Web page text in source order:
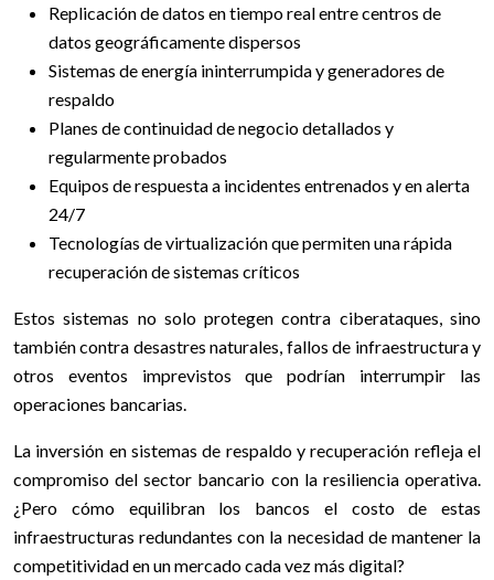
Replicación de datos en tiempo real entre centros de
datos geográficamente dispersos
Sistemas de energía ininterrumpida y generadores de
respaldo
Planes de continuidad de negocio detallados y
regularmente probados
Equipos de respuesta a incidentes entrenados y en alerta
24/7
Tecnologías de virtualización que permiten una rápida
recuperación de sistemas críticos
Estos sistemas no solo protegen contra ciberataques, sino
también contra desastres naturales, fallos de infraestructura y
otros eventos imprevistos que podrían interrumpir las
operaciones bancarias.
La inversión en sistemas de respaldo y recuperación refleja el
compromiso del sector bancario con la resiliencia operativa.
¿Pero cómo equilibran los bancos el costo de estas
infraestructuras redundantes con la necesidad de mantener la
competitividad en un mercado cada vez más digital?